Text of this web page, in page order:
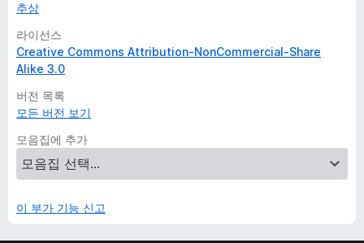
추상
라이선스
Creative Commons Attribution-NonCommercial-Share
Alike 3.0
버전 목록
모든 버전 보기
모음집에 추가
이 부가 기능 신고